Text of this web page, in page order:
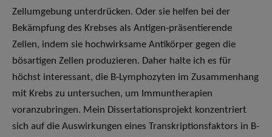
Zellumgebung unterdrücken. Oder sie helfen bei der
Bekämpfung des Krebses als Antigen-präsentierende
Zellen, indem sie hochwirksame Antikörper gegen die
bösartigen Zellen produzieren. Daher halte ich es für
höchst interessant, die B-Lymphozyten im Zusammenhang
mit Krebs zu untersuchen, um Immuntherapien
voranzubringen. Mein Dissertationsprojekt konzentriert
sich auf die Auswirkungen eines Transkriptionsfaktors in B-